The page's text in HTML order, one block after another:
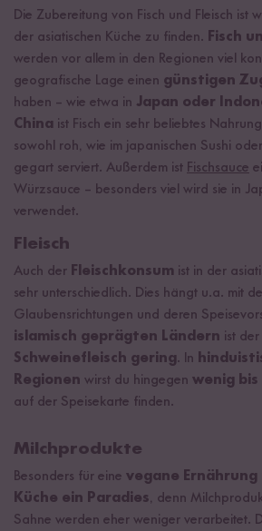
Die Zubereitung von Fisch und Fleisch ist
der asiatischen Küche zu finden. Fisch
werden vor allem in den Regionen viel
geografische Lage einen günstigen
haben – wie etwa in Japan oder
China ist Fisch ein sehr beliebtes
sowohl roh, wie im japanischen Sushi
gegart serviert. Außerdem ist Fischsauce
Würzsauce – besonders viel wird sie in
verwendet.
Fleisch
Auch der Fleischkonsum ist in der
sehr unterschiedlich. Dies hängt u.a. mit
Glaubensrichtungen und deren
islamisch geprägten Ländern ist der
Schweinefleisch gering. In
Regionen wirst du hingegen wenig
auf der Speisekarte finden.
Milchprodukte
Besonders für eine vegane
Küche ein Paradies, denn
Sahne werden eher weniger verarbeitet.